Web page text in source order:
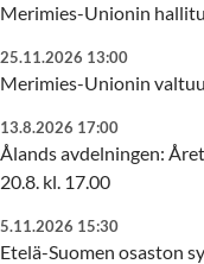
Merimies-Unionin
25.11.2026 13:00
Merimies-Unionin
13.8.2026 17:00
Ålands avdelningen:
20.8. kl. 17.00
5.11.2026 15:30
Etelä-Suomen osaston